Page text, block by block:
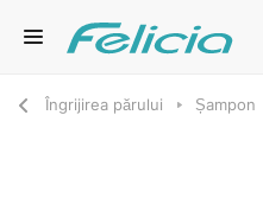
Îngrijirea părului Șampon